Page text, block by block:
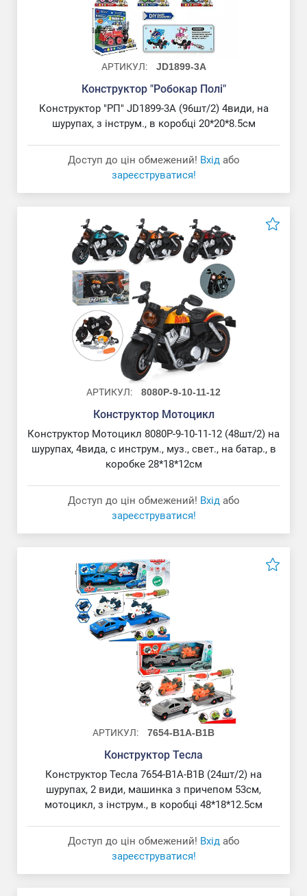
АРТИКУЛ: JD1899-3A
Конструктор "Робокар Полі"
Конструктор "РП" JD1899-3A (96шт/2) 4види, на
шурупах, з інструм., в коробці 20*20*8.5см
Доступ до цін обмежений! Вхід або
зареєструватися!
АРТИКУЛ: 8080P-9-10-11-12
Конструктор Мотоцикл
Конструктор Мотоцикл 8080P-9-10-11-12 (48шт/2) на
шурупах, 4вида, с инструм., муз., свет., на батар., в
коробке 28*18*12см
Доступ до цін обмежений! Вхід або
зареєструватися!
АРТИКУЛ: 7654-B1A-B1B
Конструктор Тесла
Конструктор Тесла 7654-B1A-B1B (24шт/2) на
шурупах, 2 види, машинка з причепом 53см,
мотоцикл, з інструм., в коробці 48*18*12.5см
Доступ до цін обмежений! Вхід або
зареєструватися!
Конструктор шарнірний
Конструктор Машина